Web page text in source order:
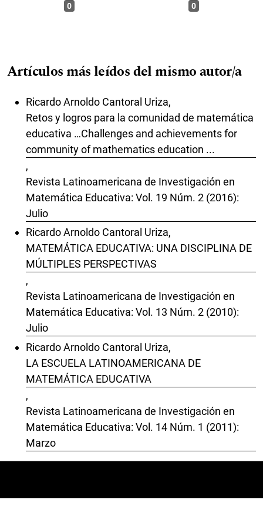
0 0
Artículos más leídos del mismo autor/a
Ricardo Arnoldo Cantoral Uriza,
Retos y logros para la comunidad de matemática
educativa …Challenges and achievements for
community of mathematics education ...
,
Revista Latinoamericana de Investigación en
Matemática Educativa: Vol. 19 Núm. 2 (2016):
Julio
Ricardo Arnoldo Cantoral Uriza,
MATEMÁTICA EDUCATIVA: UNA DISCIPLINA DE
MÚLTIPLES PERSPECTIVAS
,
Revista Latinoamericana de Investigación en
Matemática Educativa: Vol. 13 Núm. 2 (2010):
Julio
Ricardo Arnoldo Cantoral Uriza,
LA ESCUELA LATINOAMERICANA DE
MATEMÁTICA EDUCATIVA
,
Revista Latinoamericana de Investigación en
Matemática Educativa: Vol. 14 Núm. 1 (2011):
Marzo